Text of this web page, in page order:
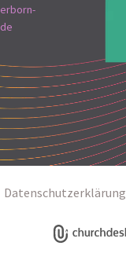
Datenschutzerklärung